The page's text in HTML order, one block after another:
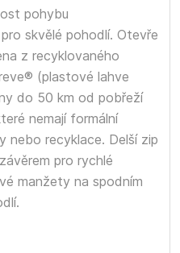
pohybu
skvělé pohodlí. Otevře
z recyklovaného
(plastové lahve
do 50 km od pobřeží
nemají formální
nebo recyklace. Delší zip
pro rychlé
manžety na spodním